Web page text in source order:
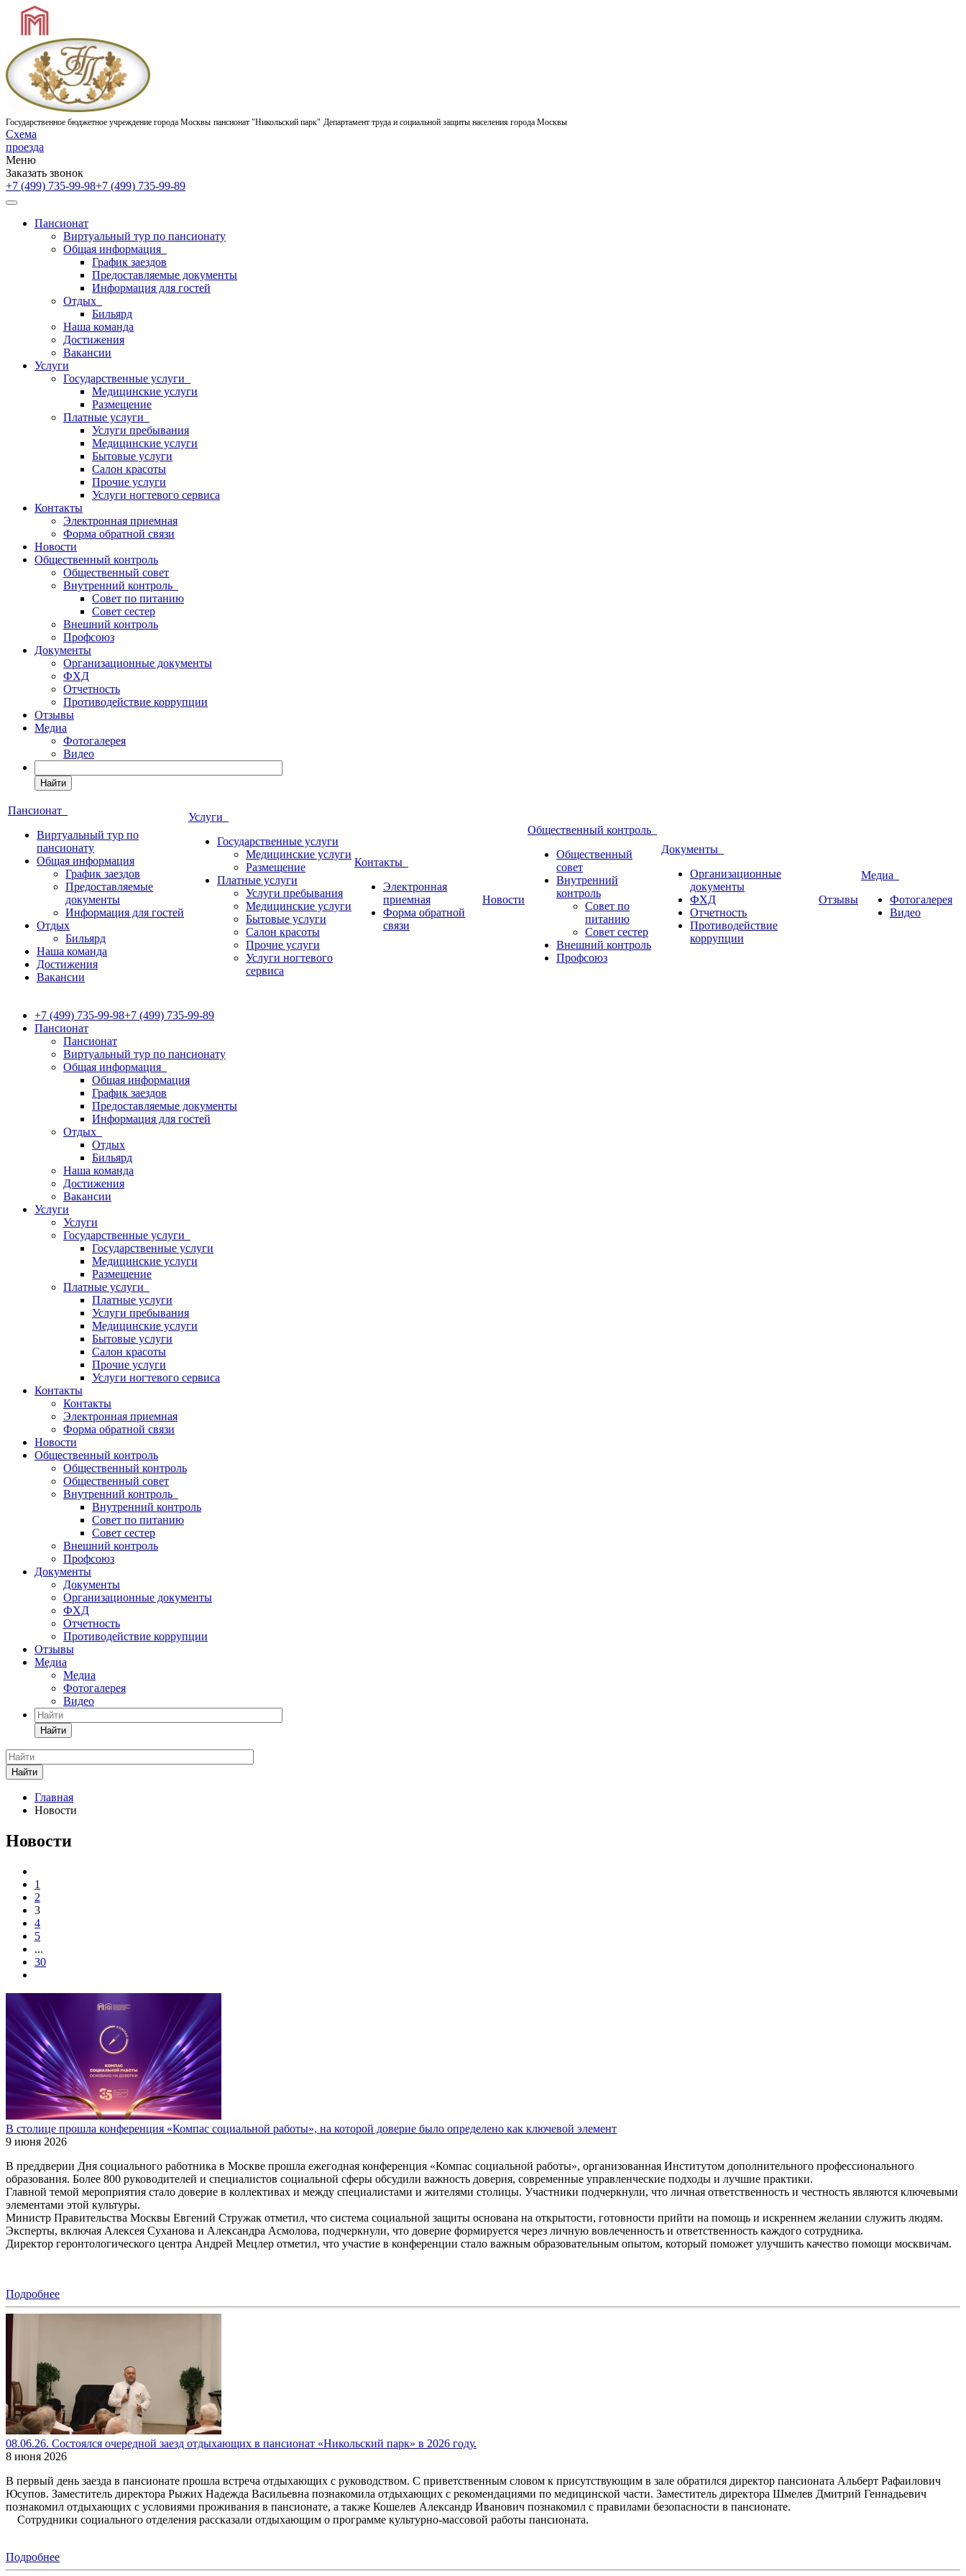
Государственное бюджетное учреждение города Москвы пансионат "Никольский парк" Департамент труда и социальной защиты населения города Москвы
Схема
проезда
Меню
Заказать звонок
+7 (499) 735-99-98+7 (499) 735-99-89
Пансионат
Виртуальный тур по пансионату
Общая информация
График заездов
Предоставляемые документы
Информация для гостей
Отдых
Бильярд
Наша команда
Достижения
Вакансии
Услуги
Государственные услуги
Медицинские услуги
Размещение
Платные услуги
Услуги пребывания
Медицинские услуги
Бытовые услуги
Салон красоты
Прочие услуги
Услуги ногтевого сервиса
Контакты
Электронная приемная
Форма обратной связи
Новости
Общественный контроль
Общественный совет
Внутренний контроль
Совет по питанию
Совет сестер
Внешний контроль
Профсоюз
Документы
Организационные документы
ФХД
Отчетность
Противодействие коррупции
Отзывы
Медиа
Фотогалерея
Видео
Найти
Пансионат
Виртуальный тур по
пансионату
Общая информация
График заездов
Предоставляемые
документы
Информация для гостей
Отдых
Бильярд
Наша команда
Достижения
Вакансии
Услуги
Государственные услуги
Медицинские услуги
Размещение
Платные услуги
Услуги пребывания
Медицинские услуги
Бытовые услуги
Салон красоты
Прочие услуги
Услуги ногтевого
сервиса
Контакты
Электронная
приемная
Форма обратной
связи
Новости
Общественный контроль
Общественный
совет
Внутренний
контроль
Совет по
питанию
Совет сестер
Внешний контроль
Профсоюз
Документы
Организационные
документы
ФХД
Отчетность
Противодействие
коррупции
Отзывы
Медиа
Фотогалерея
Видео
+7 (499) 735-99-98+7 (499) 735-99-89
Пансионат
Пансионат
Виртуальный тур по пансионату
Общая информация
Общая информация
График заездов
Предоставляемые документы
Информация для гостей
Отдых
Отдых
Бильярд
Наша команда
Достижения
Вакансии
Услуги
Услуги
Государственные услуги
Государственные услуги
Медицинские услуги
Размещение
Платные услуги
Платные услуги
Услуги пребывания
Медицинские услуги
Бытовые услуги
Салон красоты
Прочие услуги
Услуги ногтевого сервиса
Контакты
Контакты
Электронная приемная
Форма обратной связи
Новости
Общественный контроль
Общественный контроль
Общественный совет
Внутренний контроль
Внутренний контроль
Совет по питанию
Совет сестер
Внешний контроль
Профсоюз
Документы
Документы
Организационные документы
ФХД
Отчетность
Противодействие коррупции
Отзывы
Медиа
Медиа
Фотогалерея
Видео
Найти
Найти
Главная
Новости
Новости
1
2
3
4
5
...
30
В столице прошла конференция «Компас социальной работы», на которой доверие было определено как ключевой элемент
9 июня 2026
В преддверии Дня социального работника в Москве прошла ежегодная конференция «Компас социальной работы», организованная Институтом дополнительного профессионального
образования. Более 800 руководителей и специалистов социальной сферы обсудили важность доверия, современные управленческие подходы и лучшие практики.
Главной темой мероприятия стало доверие в коллективах и между специалистами и жителями столицы. Участники подчеркнули, что личная ответственность и честность являются ключевыми
элементами этой культуры.
Министр Правительства Москвы Евгений Стружак отметил, что система социальной защиты основана на открытости, готовности прийти на помощь и искреннем желании служить людям.
Эксперты, включая Алексея Суханова и Александра Асмолова, подчеркнули, что доверие формируется через личную вовлеченность и ответственность каждого сотрудника.
Директор геронтологического центра Андрей Мецлер отметил, что участие в конференции стало важным образовательным опытом, который поможет улучшить качество помощи москвичам.
Подробнее
08.06.26. Состоялся очередной заезд отдыхающих в пансионат «Никольский парк» в 2026 году.
8 июня 2026
В первый день заезда в пансионате прошла встреча отдыхающих с руководством. С приветственным словом к присутствующим в зале обратился директор пансионата Альберт Рафаилович
Юсупов. Заместитель директора Рыжих Надежда Васильевна познакомила отдыхающих с рекомендациями по медицинской части. Заместитель директора Шмелев Дмитрий Геннадьевич
познакомил отдыхающих с условиями проживания в пансионате, а также Кошелев Александр Иванович познакомил с правилами безопасности в пансионате.
Сотрудники социального отделения рассказали отдыхающим о программе культурно-массовой работы пансионата.
Подробнее